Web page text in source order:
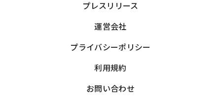
プレスリリース
運営会社
プライバシーポリシー
利用規約
お問い合わせ